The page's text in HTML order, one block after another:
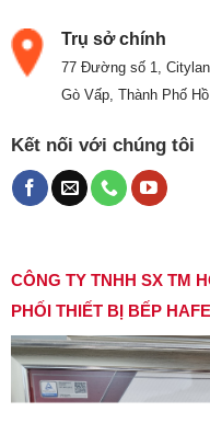
Trụ sở chính
77 Đường số 1,
Gò Vấp, Thành Phố
Kết nối với chúng tôi
CÔNG TY TNHH SX TM
PHỐI THIẾT BỊ BẾP